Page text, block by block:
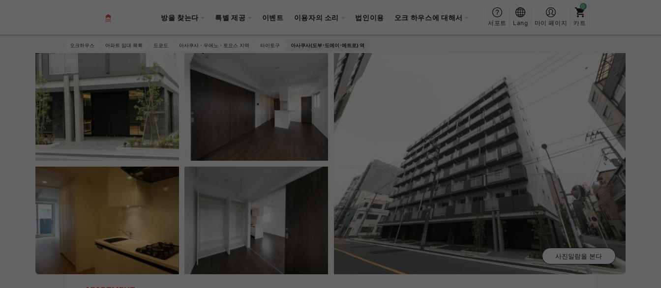
방을 찾는다 특별 제공 이벤트 이용자의 소리 법인이용 오크 하우스에 대해서
서포트 Lang 마이 페이지 카트
오크하우스 아파트 임대 목록 도쿄도 아사쿠사・우에노・토요스 지역 타이토구 아사쿠사(도부･도에이･메트로) 역
사진일람을 본다